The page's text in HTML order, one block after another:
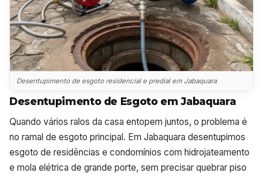
Desentupimento de esgoto residencial e predial em Jabaquara
Desentupimento de Esgoto em Jabaquara
Quando vários ralos da casa entopem juntos, o problema é
no ramal de esgoto principal. Em Jabaquara desentupimos
esgoto de residências e condomínios com hidrojateamento
e mola elétrica de grande porte, sem precisar quebrar piso